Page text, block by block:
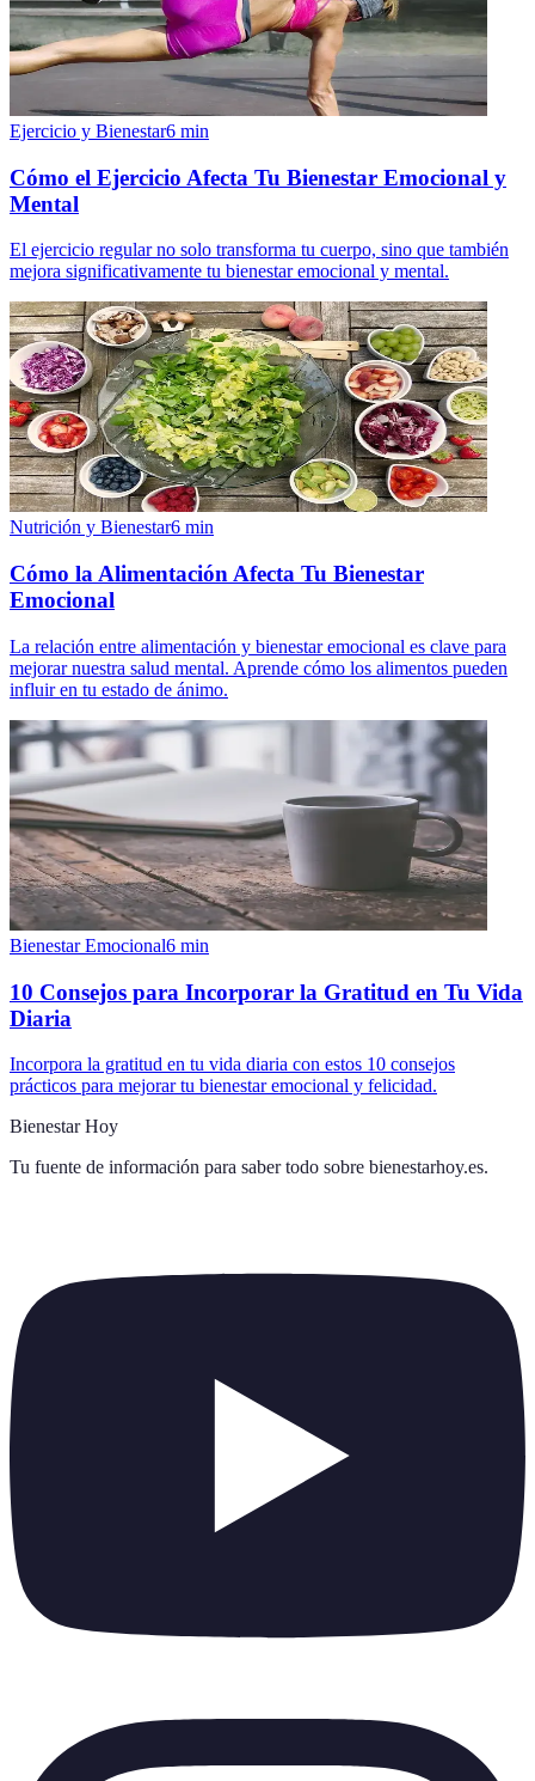
Ejercicio y Bienestar6 min
Cómo el Ejercicio Afecta Tu Bienestar Emocional y
Mental
El ejercicio regular no solo transforma tu cuerpo, sino que también
mejora significativamente tu bienestar emocional y mental.
Nutrición y Bienestar6 min
Cómo la Alimentación Afecta Tu Bienestar
Emocional
La relación entre alimentación y bienestar emocional es clave para
mejorar nuestra salud mental. Aprende cómo los alimentos pueden
influir en tu estado de ánimo.
Bienestar Emocional6 min
10 Consejos para Incorporar la Gratitud en Tu Vida
Diaria
Incorpora la gratitud en tu vida diaria con estos 10 consejos
prácticos para mejorar tu bienestar emocional y felicidad.
Bienestar Hoy
Tu fuente de información para saber todo sobre bienestarhoy.es.